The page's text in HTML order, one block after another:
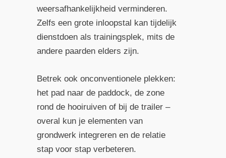
weersafhankelijkheid verminderen.
Zelfs een grote inloopstal kan tijdelijk
dienstdoen als trainingsplek, mits de
andere paarden elders zijn.
Betrek ook onconventionele plekken:
het pad naar de paddock, de zone
rond de hooiruiven of bij de trailer –
overal kun je elementen van
grondwerk integreren en de relatie
stap voor stap verbeteren.